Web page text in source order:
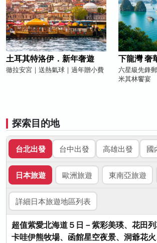
土耳其特洛伊．新年奢遊
徹拉安宮｜送熱氣球｜過年贈小費
下龍灣 奢
六星級先鋒
米其林饗宴
探索目的地
台北出發 台中出發 高雄出發 國
日本旅遊 歐洲旅遊 東南亞旅遊
詳細日本旅遊地區列表
超值紫愛北海道５日－紫彩美瑛、花田列
卡哇伊熊牧場、函館星空夜景、洞爺花